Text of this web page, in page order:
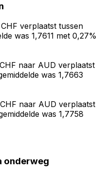
verplaatst tussen
was 1,7611 met 0,27%
naar AUD verplaatst
was 1,7663
naar AUD verplaatst
was 1,7758
onderweg